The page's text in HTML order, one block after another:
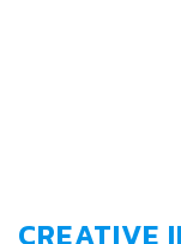
CREATIVE